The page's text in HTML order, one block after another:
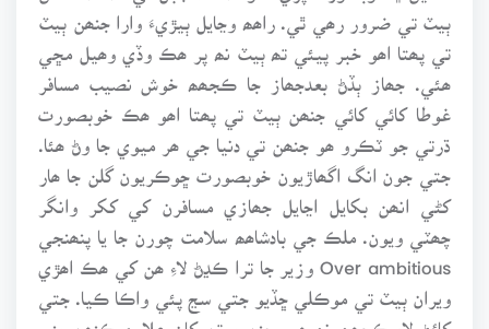
ٻيٽ تي ضرور رھي ٿي. راھھ وڃايل ٻيڙيءَ وارا جنھن ٻيٽ
تي پھتا اھو خبر پيئي تھ ٻيٽ نھ پر ھڪ وڏي وھيل مڇي
ھئي. جھاز ٻڏڻ بعدجھاز جا ڪجھھ خوش نصيب مسافر
غوطا کائي کائي جنھن ٻيٽ تي پھتا اھو ھڪ خوبصورت
ڌرتي جو ٽڪرو ھو جنھن تي دنيا جي ھر ميوي جا وڻ ھئا.
جتي جون انگ اگھاڙيون خوبصورت ڇوڪريون گلن جا ھار
کڻي انھن بکايل اڃايل جھازي مسافرن کي ککر وانگر
چھٽي ويون. ملڪ جي بادشاھھ سلامت چورن جا يا پنھنجي
Over ambitious وزير جا ترا ڪڍڻ لاءِ ھن کي ھڪ اھڙي
ويران ٻيٽ تي موڪلي ڇڏيو جتي سڃ پئي واڪا ڪيا. جتي
کائڻ لاءِ ڪجھھ نھ ھو، جنن ڀوتن کان علاوھ ڪنھن بني